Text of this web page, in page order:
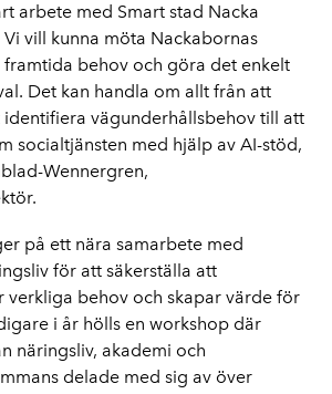
arbete med Smart stad Nacka
vill kunna möta Nackabornas
behov och göra det enkelt
Det kan handla om allt från att
identifiera vägunderhållsbehov till att
socialtjänsten med hjälp av AI-stöd,
Wennergren,
på ett nära samarbete med
för att säkerställa att
verkliga behov och skapar värde för
i år hölls en workshop där
näringsliv, akademi och
delade med sig av över